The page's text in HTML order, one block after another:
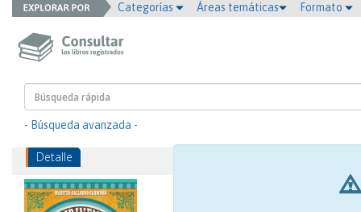
Categorías Áreas temáticas Formato
- Búsqueda avanzada -
Detalle